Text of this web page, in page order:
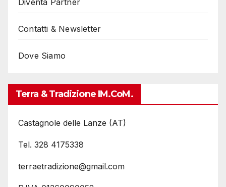
Diventa Partner
Contatti & Newsletter
Dove Siamo
Terra & Tradizione IM.coM.
Castagnole delle Lanze (AT)
Tel. 328 4175338
terraetradizione@gmail.com